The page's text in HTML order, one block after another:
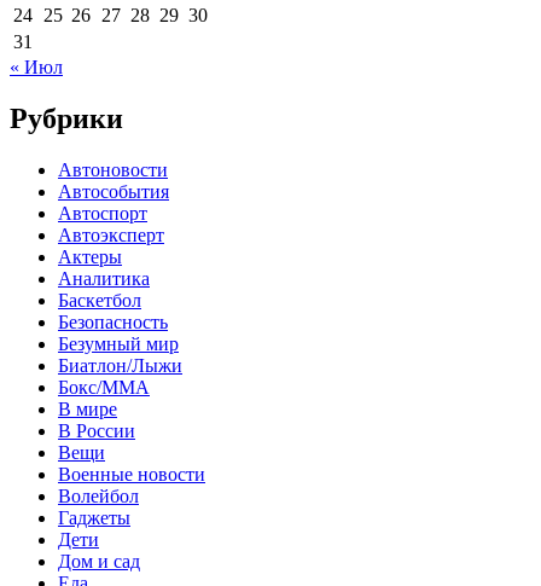
24 25 26 27 28 29 30
31
« Июл
Рубрики
Автоновости
Автособытия
Автоспорт
Автоэксперт
Актеры
Аналитика
Баскетбол
Безопасность
Безумный мир
Биатлон/Лыжи
Бокс/MMA
В мире
В России
Вещи
Военные новости
Волейбол
Гаджеты
Дети
Дом и сад